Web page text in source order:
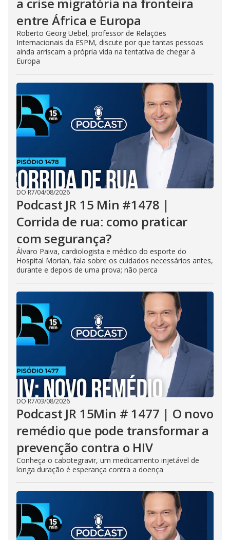
entre África e Europa
Roberto Georg Uebel, professor de Relações
Internacionais da ESPM, discute por que tantas pessoas
ainda arriscam a própria vida na tentativa de chegar à
Europa
DO R7/04/08/2026
Podcast JR 15 Min #1478 |
Corrida de rua: como praticar
com segurança?
Álvaro Paiva, cardiologista e médico do esporte do
Hospital Moriah, fala sobre os cuidados necessários antes,
durante e depois de uma prova; não perca
DO R7/03/08/2026
Podcast JR 15Min # 1477 | O novo
remédio que pode transformar a
prevenção contra o HIV
Conheça o cabotegravir, um medicamento injetável de
longa duração é esperança contra a doença